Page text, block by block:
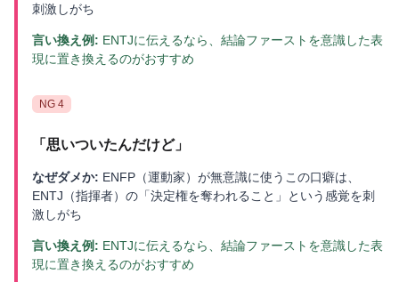
刺激しがち
言い換え例: ENTJに伝えるなら、結論ファーストを意識した表
現に置き換えるのがおすすめ
NG 4
「 思いついたんだけど」
なぜダメか: ENFP（運動家）が無意識に使うこの口癖は、
ENTJ（指揮者）の「決定権を奪われること」という感覚を刺
激しがち
言い換え例: ENTJに伝えるなら、結論ファーストを意識した表
現に置き換えるのがおすすめ